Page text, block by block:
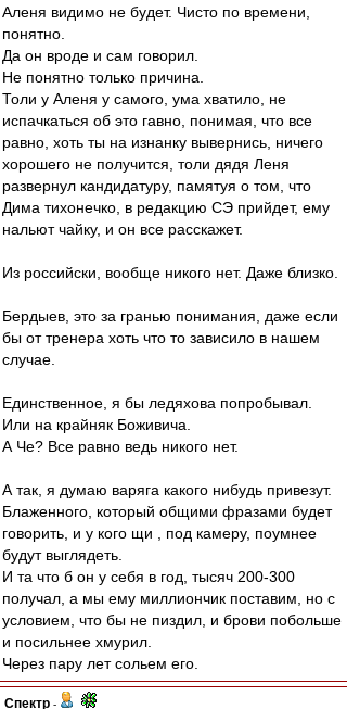
Аленя видимо не будет. Чисто по времени,
понятно.
Да он вроде и сам говорил.
Не понятно только причина.
Толи у Аленя у самого, ума хватило, не
испачкаться об это гавно, понимая, что все
равно, хоть ты на изнанку вывернись, ничего
хорошего не получится, толи дядя Леня
развернул кандидатуру, памятуя о том, что
Дима тихонечко, в редакцию СЭ прийдет, ему
нальют чайку, и он все расскажет.
Из российски, вообще никого нет. Даже близко.
Бердыев, это за гранью понимания, даже если
бы от тренера хоть что то зависило в нашем
случае.
Единственное, я бы ледяхова попробывал.
Или на крайняк Боживича.
А Че? Все равно ведь никого нет.
А так, я думаю варяга какого нибудь привезут.
Блаженного, который общими фразами будет
говорить, и у кого щи , под камеру, поумнее
будут выглядеть.
И та что б он у себя в год, тысяч 200-300
получал, а мы ему миллиончик поставим, но с
условием, что бы не пиздил, и брови побольше
и посильнее хмурил.
Через пару лет сольем его.
Спектр -